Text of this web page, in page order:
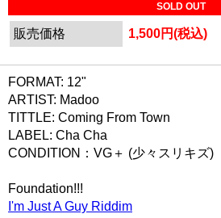
SOLD OUT
販売価格 1,500円(税込)
FORMAT: 12"
ARTIST: Madoo
TITTLE: Coming From Town
LABEL: Cha Cha ‎
CONDITION：VG＋ (少々スリキズ)
Foundation!!!
I'm Just A Guy Riddim